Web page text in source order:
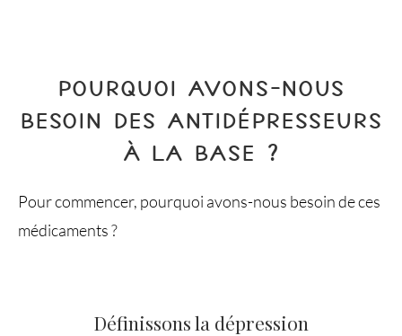
POURQUOI AVONS-NOUS
BESOIN DES ANTIDÉPRESSEURS
À LA BASE ?
Pour commencer, pourquoi avons-nous besoin de ces
médicaments ?
Définissons la dépression